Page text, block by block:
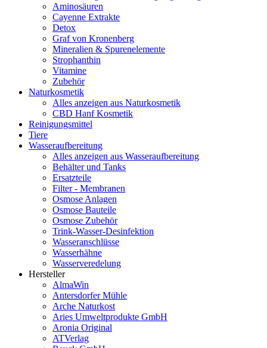
Aminosäuren
Cayenne Extrakte
Detox
Graf von Kronenberg
Mineralien & Spurenelemente
Strophanthin
Vitamine
Zubehör
Naturkosmetik
Alles anzeigen aus Naturkosmetik
CBD Hanf Kosmetik
Reinigungsmittel
Tiere
Wasseraufbereitung
Alles anzeigen aus Wasseraufbereitung
Behälter und Tanks
Ersatzteile
Filter - Membranen
Osmose Anlagen
Osmose Bauteile
Osmose Zubehör
Trink-Wasser-Desinfektion
Wasseranschlüsse
Wasserhähne
Wasserveredelung
Hersteller
AlmaWin
Antersdorfer Mühle
Arche Naturkost
Aries Umweltprodukte GmbH
Aronia Original
ATVerlag